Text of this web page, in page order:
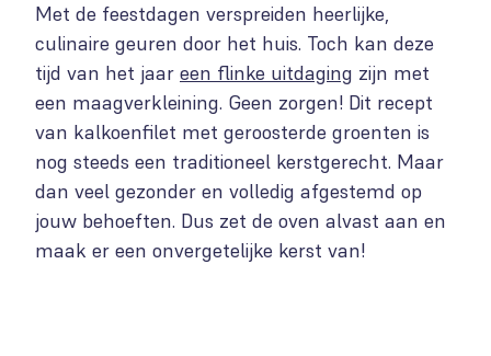
Met de feestdagen verspreiden heerlijke,
culinaire geuren door het huis. Toch kan deze
tijd van het jaar een flinke uitdaging zijn met
een maagverkleining. Geen zorgen! Dit recept
van kalkoenfilet met geroosterde groenten is
nog steeds een traditioneel kerstgerecht. Maar
dan veel gezonder en volledig afgestemd op
jouw behoeften. Dus zet de oven alvast aan en
maak er een onvergetelijke kerst van!